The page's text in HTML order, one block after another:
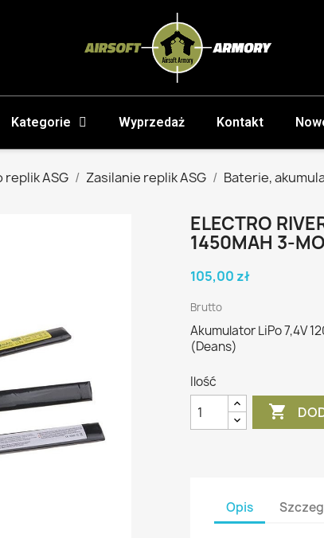
Kategorie Wyprzedaż Kontakt
replik ASG Zasilanie replik ASG Baterie,
ELECTRO
1450MAH 3-
105,00 zł
Brutto
Akumulator LiPo 7,4V
(Deans)
Ilość

Opis